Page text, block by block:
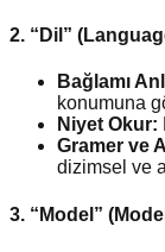
2. “Dil”
Bağlamı
konumuna
Niyet Okur:
Gramer ve
dizimsel ve
3. “Model”